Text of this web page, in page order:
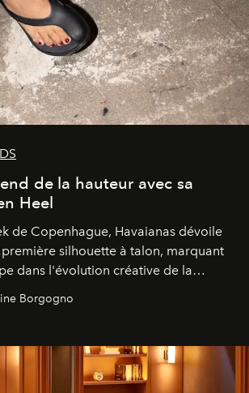
de la hauteur avec sa
Heel
de Copenhague, Havaianas dévoile
première silhouette à talon, marquant
dans l'évolution créative de la
Borgogno